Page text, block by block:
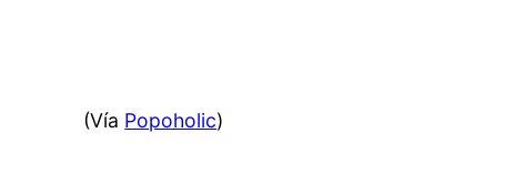
(Vía Popoholic)